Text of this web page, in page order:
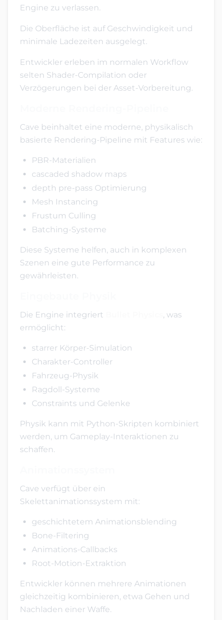
Engine zu verlassen.
Die Oberfläche ist auf Geschwindigkeit und
minimale Ladezeiten ausgelegt.
Entwickler erleben im normalen Workflow
selten Shader-Compilation oder
Verzögerungen bei der Asset-Vorbereitung.
Cave beinhaltet eine moderne, physikalisch
basierte Rendering-Pipeline mit Features wie:
PBR-Materialien
cascaded shadow maps
depth pre-pass Optimierung
Mesh Instancing
Frustum Culling
Batching-Systeme
Diese Systeme helfen, auch in komplexen
Szenen eine gute Performance zu
gewährleisten.
Die Engine integriert
, was
ermöglicht:
starrer Körper-Simulation
Charakter-Controller
Fahrzeug-Physik
Ragdoll-Systeme
Constraints und Gelenke
Physik kann mit Python-Skripten kombiniert
werden, um Gameplay-Interaktionen zu
schaffen.
Cave verfügt über ein
Skelettanimationssystem mit:
geschichtetem Animationsblending
Bone-Filtering
Animations-Callbacks
Root-Motion-Extraktion
Entwickler können mehrere Animationen
gleichzeitig kombinieren, etwa Gehen und
Nachladen einer Waffe.